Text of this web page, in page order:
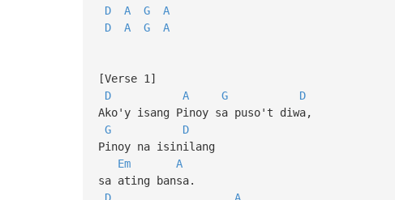
D
A G
A
D
A G A
[Verse 1]
D
A G
D
Ako'y isang Pinoy sa puso't diwa,
G
D
Pinoy na isinilang
Em
A
sa ating bansa.
D
A